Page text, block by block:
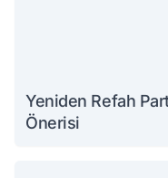
Yeniden Refah
Önerisi